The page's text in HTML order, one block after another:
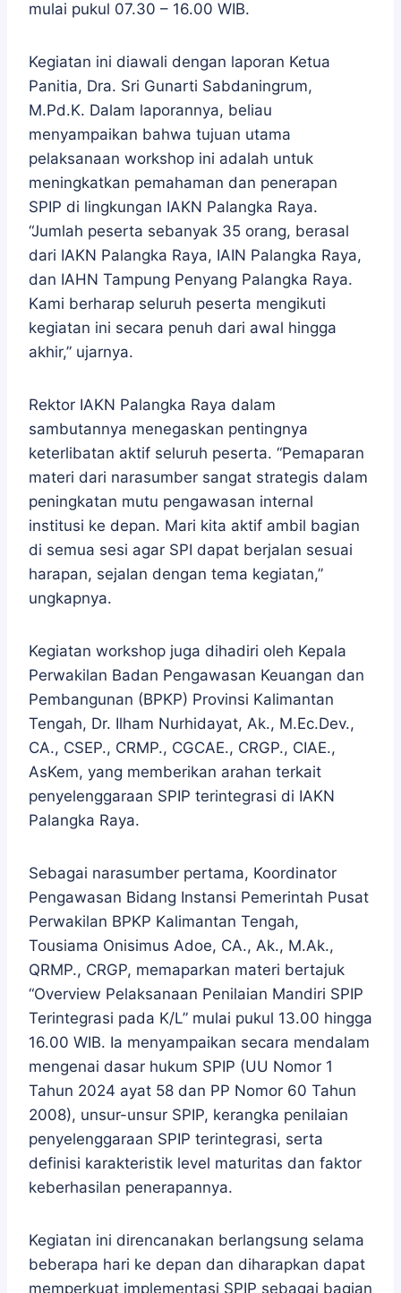
mulai pukul 07.30 – 16.00 WIB.
Kegiatan ini diawali dengan laporan Ketua
Panitia, Dra. Sri Gunarti Sabdaningrum,
M.Pd.K. Dalam laporannya, beliau
menyampaikan bahwa tujuan utama
pelaksanaan workshop ini adalah untuk
meningkatkan pemahaman dan penerapan
SPIP di lingkungan IAKN Palangka Raya.
“Jumlah peserta sebanyak 35 orang, berasal
dari IAKN Palangka Raya, IAIN Palangka Raya,
dan IAHN Tampung Penyang Palangka Raya.
Kami berharap seluruh peserta mengikuti
kegiatan ini secara penuh dari awal hingga
akhir,” ujarnya.
Rektor IAKN Palangka Raya dalam
sambutannya menegaskan pentingnya
keterlibatan aktif seluruh peserta. “Pemaparan
materi dari narasumber sangat strategis dalam
peningkatan mutu pengawasan internal
institusi ke depan. Mari kita aktif ambil bagian
di semua sesi agar SPI dapat berjalan sesuai
harapan, sejalan dengan tema kegiatan,”
ungkapnya.
Kegiatan workshop juga dihadiri oleh Kepala
Perwakilan Badan Pengawasan Keuangan dan
Pembangunan (BPKP) Provinsi Kalimantan
Tengah, Dr. Ilham Nurhidayat, Ak., M.Ec.Dev.,
CA., CSEP., CRMP., CGCAE., CRGP., CIAE.,
AsKem, yang memberikan arahan terkait
penyelenggaraan SPIP terintegrasi di IAKN
Palangka Raya.
Sebagai narasumber pertama, Koordinator
Pengawasan Bidang Instansi Pemerintah Pusat
Perwakilan BPKP Kalimantan Tengah,
Tousiama Onisimus Adoe, CA., Ak., M.Ak.,
QRMP., CRGP, memaparkan materi bertajuk
“Overview Pelaksanaan Penilaian Mandiri SPIP
Terintegrasi pada K/L” mulai pukul 13.00 hingga
16.00 WIB. Ia menyampaikan secara mendalam
mengenai dasar hukum SPIP (UU Nomor 1
Tahun 2024 ayat 58 dan PP Nomor 60 Tahun
2008), unsur-unsur SPIP, kerangka penilaian
penyelenggaraan SPIP terintegrasi, serta
definisi karakteristik level maturitas dan faktor
keberhasilan penerapannya.
Kegiatan ini direncanakan berlangsung selama
beberapa hari ke depan dan diharapkan dapat
memperkuat implementasi SPIP sebagai bagian